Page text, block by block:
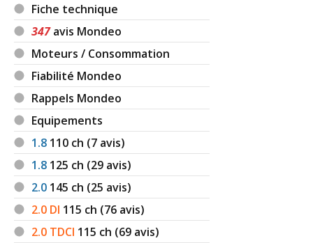
Fiche technique
347avis Mondeo
Moteurs / Consommation
Fiabilité Mondeo
Rappels Mondeo
Equipements
1.8 110 ch (7 avis)
1.8 125 ch (29 avis)
2.0 145 ch (25 avis)
2.0 DI 115 ch (76 avis)
2.0 TDCI 115 ch (69 avis)